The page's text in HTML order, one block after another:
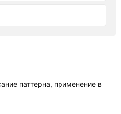
паттерна, применение в